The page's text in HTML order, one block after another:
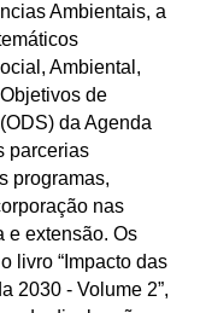
Ambientais, a
Ambiental,
de
da Agenda
parcerias
programas,
nas
e extensão. Os
livro “Impacto das
2030 - Volume 2”,